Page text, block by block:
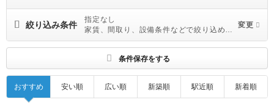
絞り込み条件
指定なし
家賃、間取り、設備条件などで絞り込めま
す
変更
条件保存をする
おすすめ 安い順 広い順 新築順 駅近順 新着順